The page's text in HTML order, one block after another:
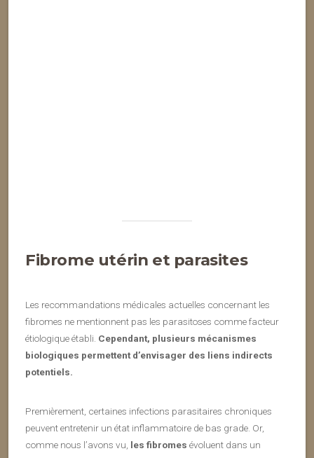
Fibrome utérin et parasites
Les recommandations médicales actuelles concernant les
fibromes ne mentionnent pas les parasitoses comme facteur
étiologique établi. Cependant, plusieurs mécanismes
biologiques permettent d’envisager des liens indirects
potentiels.
Premièrement, certaines infections parasitaires chroniques
peuvent entretenir un état inflammatoire de bas grade. Or,
comme nous l’avons vu, les fibromes évoluent dans un